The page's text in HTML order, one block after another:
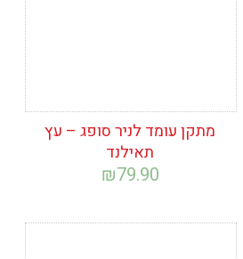
מתקן עומד לניר סופג – עץ
תאילנד
₪79.90